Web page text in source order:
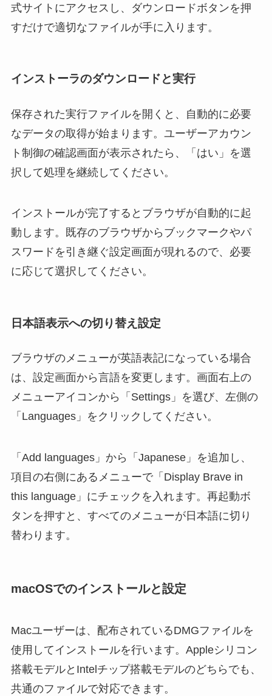
式サイトにアクセスし、ダウンロードボタンを押
すだけで適切なファイルが手に入ります。
インストーラのダウンロードと実行
保存された実行ファイルを開くと、自動的に必要
なデータの取得が始まります。ユーザーアカウン
ト制御の確認画面が表示されたら、「はい」を選
択して処理を継続してください。
インストールが完了するとブラウザが自動的に起
動します。既存のブラウザからブックマークやパ
スワードを引き継ぐ設定画面が現れるので、必要
に応じて選択してください。
日本語表示への切り替え設定
ブラウザのメニューが英語表記になっている場合
は、設定画面から言語を変更します。画面右上の
メニューアイコンから「Settings」を選び、左側の
「Languages」をクリックしてください。
「Add languages」から「Japanese」を追加し、
項目の右側にあるメニューで「Display Brave in
this language」にチェックを入れます。再起動ボ
タンを押すと、すべてのメニューが日本語に切り
替わります。
macOSでのインストールと設定
Macユーザーは、配布されているDMGファイルを
使用してインストールを行います。Appleシリコン
搭載モデルとIntelチップ搭載モデルのどちらでも、
共通のファイルで対応できます。